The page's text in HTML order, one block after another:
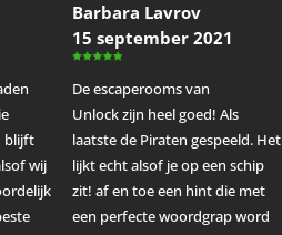
blijft
wij
Barbara Lavrov
15 september 2021
De escaperooms van
Unlock zijn heel goed! Als
laatste de Piraten gespeeld. Het
lijkt echt alsof je op een schip
zit! af en toe een hint die met
een perfecte woordgrap word